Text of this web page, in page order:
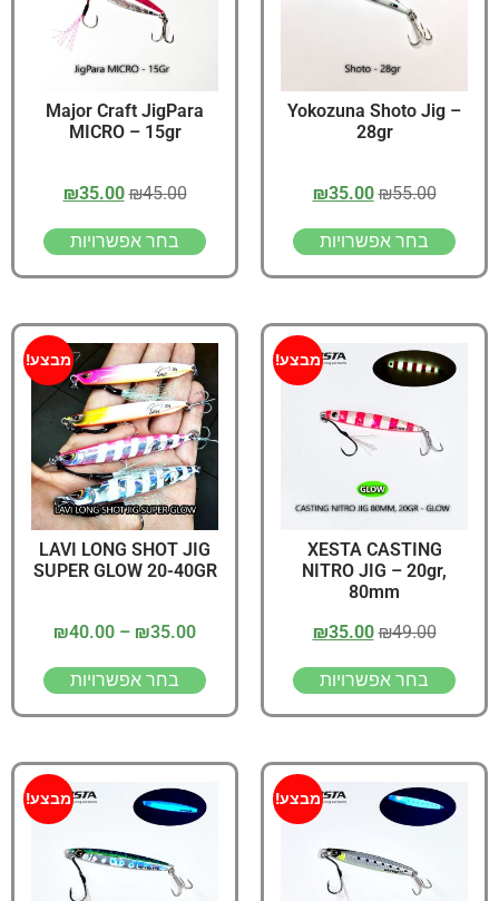
Yokozuna Shoto Jig –
28gr
₪55.00
₪35.00
בחר אפשרויות
Major Craft JigPara
MICRO – 15gr
₪45.00
₪35.00
בחר אפשרויות
מבצע!
XESTA CASTING
NITRO JIG – 20gr,
80mm
₪49.00
₪35.00
בחר אפשרויות
מבצע!
LAVI LONG SHOT JIG
SUPER GLOW 20-40GR
₪35.00
–
₪40.00
בחר אפשרויות
מבצע! מבצע!